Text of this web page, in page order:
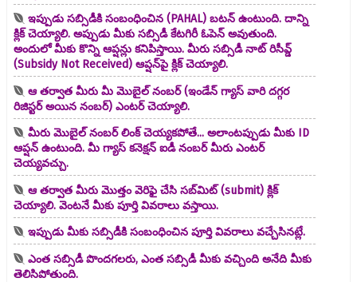
ఇప్పుడు సబ్సిడీకి సంబంధించిన (PAHAL) బటన్ ఉంటుంది. దాన్ని
క్లిక్ చెయ్యాలి. అప్పుడు మీకు సబ్సిడీ కేటగిరీ ఓపెన్ అవుతుంది.
అందులో మీకు కొన్ని ఆప్షన్లు కనిపిస్తాయి. మీరు సబ్సిడీ నాట్ రిసీవ్డ్
(Subsidy Not Received) ఆప్షన్‌పై క్లిక్ చెయ్యాలి.
ఆ తర్వాత మీరు మీ మొబైల్ నంబర్ (ఇండేన్ గ్యాస్ వారి దగ్గర
రిజిస్టర్ అయిన నంబర్) ఎంటర్ చెయ్యాలి.
మీరు మొబైల్ నంబర్ లింక్ చెయ్యకపోతే... అలాంటప్పుడు మీకు ID
ఆప్షన్ ఉంటుంది. మీ గ్యాస్ కనెక్షన్ ఐడీ నంబర్ మీరు ఎంటర్
చెయ్యవచ్చు.
ఆ తర్వాత మీరు మొత్తం వెరిఫై చేసి సబ్‌మిట్ (submit) క్లిక్
చెయ్యాలి. వెంటనే మీకు పూర్తి వివరాలు వస్తాయి.
ఇప్పుడు మీకు సబ్సిడీకి సంబంధించిన పూర్తి వివరాలు వచ్చేసినట్లే.
ఎంత సబ్సిడీ పొందగలరు, ఎంత సబ్సిడీ మీకు వచ్చింది అనేది మీకు
తెలిసిపోతుంది.